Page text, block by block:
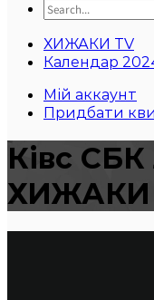
ХИЖАКИ TV
Календар
Мій аккаунт
Придбати
Ківс СБК
ХИЖАКИ